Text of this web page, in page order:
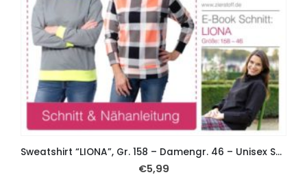
Sweatshirt “LIONA”, Gr. 158 – Damengr. 46 – Unisex Schnitt
€5,99